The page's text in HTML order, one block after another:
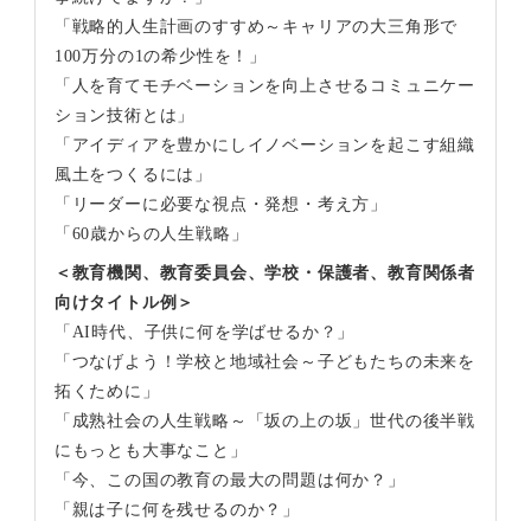
「戦略的人生計画のすすめ～キャリアの大三角形で
100万分の1の希少性を！」
「人を育てモチベーションを向上させるコミュニケー
ション技術とは」
「アイディアを豊かにしイノベーションを起こす組織
風土をつくるには」
「リーダーに必要な視点・発想・考え方」
「60歳からの人生戦略」
＜教育機関、教育委員会、学校・保護者、教育関係者
向けタイトル例＞
「AI時代、子供に何を学ばせるか？」
「つなげよう！学校と地域社会～子どもたちの未来を
拓くために」
「成熟社会の人生戦略～「坂の上の坂」世代の後半戦
にもっとも大事なこと」
「今、この国の教育の最大の問題は何か？」
「親は子に何を残せるのか？」